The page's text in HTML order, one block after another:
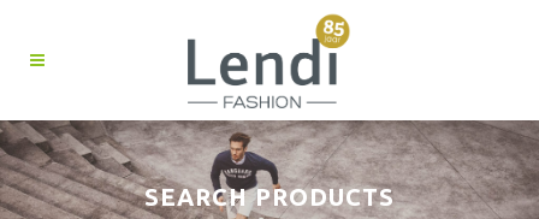
SEARCH PRODUCTS